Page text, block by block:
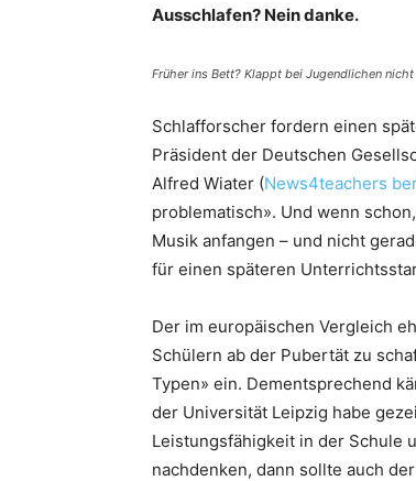
Ausschlafen? Nein danke.
Früher ins Bett? Klappt bei Jugendlichen
Schlafforscher fordern einen
Präsident der Deutschen
Alfred Wiater (News4teachers
problematisch». Und wenn
Musik anfangen – und nicht
für einen späteren
Der im europäischen Vergleich
Schülern ab der Pubertät zu
Typen» ein. Dementsprechend
der Universität Leipzig habe
Leistungsfähigkeit in der Schule
nachdenken, dann sollte auch